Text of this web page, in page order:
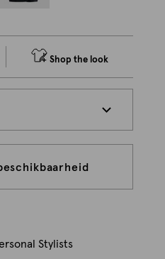
Shop the look
Stylists